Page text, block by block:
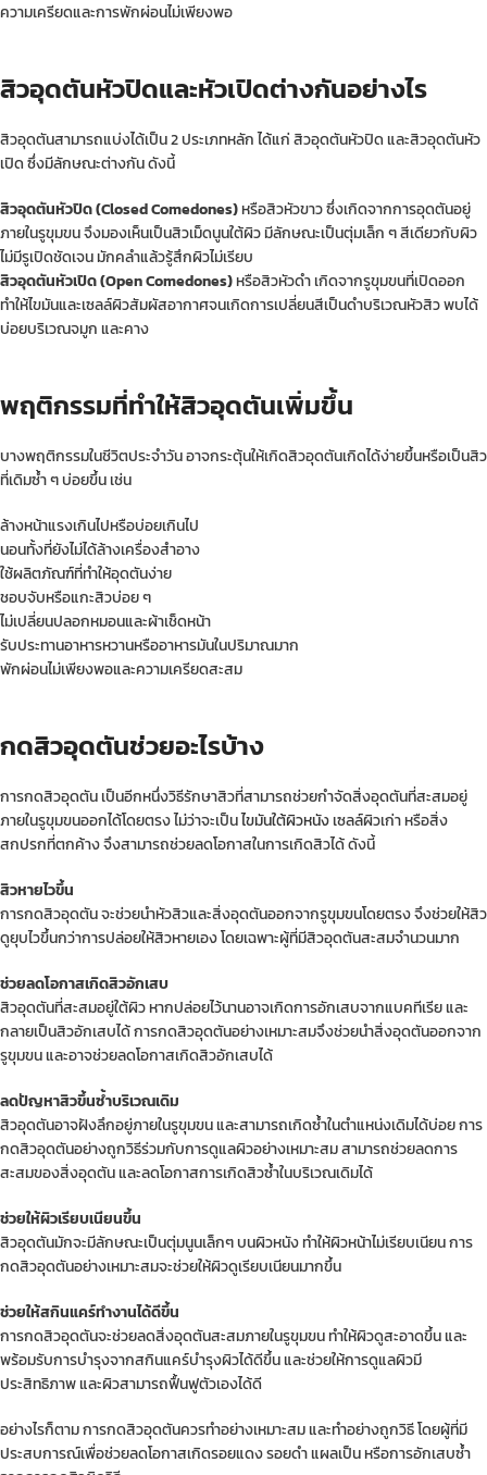
ความเครียดและการพักผ่อนไม่เพียงพอ
สิวอุดตันหัวปิดและหัวเปิดต่างกันอย่างไร
สิวอุดตันสามารถแบ่งได้เป็น 2 ประเภทหลัก ได้แก่ สิวอุดตันหัวปิด และสิวอุดตันหัว
เปิด ซึ่งมีลักษณะต่างกัน ดังนี้
สิวอุดตันหัวปิด (Closed Comedones)หรือสิวหัวขาว ซึ่งเกิดจากการอุดตันอยู่
ภายในรูขุมขน จึงมองเห็นเป็นสิวเม็ดนูนใต้ผิว มีลักษณะเป็นตุ่มเล็ก ๆ สีเดียวกับผิว
ไม่มีรูเปิดชัดเจน มักคลำแล้วรู้สึกผิวไม่เรียบ
สิวอุดตันหัวเปิด (Open Comedones)หรือสิวหัวดำ เกิดจากรูขุมขนที่เปิดออก
ทำให้ไขมันและเซลล์ผิวสัมผัสอากาศจนเกิดการเปลี่ยนสีเป็นดำบริเวณหัวสิว พบได้
บ่อยบริเวณจมูก และคาง
พฤติกรรมที่ทำให้สิวอุดตันเพิ่มขึ้น
บางพฤติกรรมในชีวิตประจำวัน อาจกระตุ้นให้เกิดสิวอุดตันเกิดได้ง่ายขึ้นหรือเป็นสิว
ที่เดิมซ้ำ ๆ บ่อยขึ้น เช่น
ล้างหน้าแรงเกินไปหรือบ่อยเกินไป
นอนทั้งที่ยังไม่ได้ล้างเครื่องสำอาง
ใช้ผลิตภัณฑ์ที่ทำให้อุดตันง่าย
ชอบจับหรือแกะสิวบ่อย ๆ
ไม่เปลี่ยนปลอกหมอนและผ้าเช็ดหน้า
รับประทานอาหารหวานหรืออาหารมันในปริมาณมาก
พักผ่อนไม่เพียงพอและความเครียดสะสม
กดสิวอุดตันช่วยอะไรบ้าง
การกดสิวอุดตัน เป็นอีกหนึ่งวิธีรักษาสิวที่สามารถช่วยกำจัดสิ่งอุดตันที่สะสมอยู่
ภายในรูขุมขนออกได้โดยตรง ไม่ว่าจะเป็นไขมันใต้ผิวหนังเซลล์ผิวเก่า หรือสิ่ง
สกปรกที่ตกค้าง จึงสามารถช่วยลดโอกาสในการเกิดสิวได้ ดังนี้
สิวหายไวขึ้น
การกดสิวอุดตัน จะช่วยนำหัวสิวและสิ่งอุดตันออกจากรูขุมขนโดยตรง จึงช่วยให้สิว
ดูยุบไวขึ้นกว่าการปล่อยให้สิวหายเอง โดยเฉพาะผู้ที่มีสิวอุดตันสะสมจำนวนมาก
ช่วยลดโอกาสเกิดสิวอักเสบ
สิวอุดตันที่สะสมอยู่ใต้ผิว หากปล่อยไว้นานอาจเกิดการอักเสบจากแบคทีเรีย และ
กลายเป็นสิวอักเสบได้ การกดสิวอุดตันอย่างเหมาะสมจึงช่วยนำสิ่งอุดตันออกจาก
รูขุมขน และอาจช่วยลดโอกาสเกิดสิวอักเสบได้
ลดปัญหาสิวขึ้นซ้ำบริเวณเดิม
สิวอุดตันอาจฝังลึกอยู่ภายในรูขุมขน และสามารถเกิดซ้ำในตำแหน่งเดิมได้บ่อย การ
กดสิวอุดตันอย่างถูกวิธีร่วมกับการดูแลผิวอย่างเหมาะสม สามารถช่วยลดการ
สะสมของสิ่งอุดตัน และลดโอกาสการเกิดสิวซ้ำในบริเวณเดิมได้
ช่วยให้ผิวเรียบเนียนขึ้น
สิวอุดตันมักจะมีลักษณะเป็นตุ่มนูนเล็กๆ บนผิวหนัง ทำให้ผิวหน้าไม่เรียบเนียน การ
กดสิวอุดตันอย่างเหมาะสมจะช่วยให้ผิวดูเรียบเนียนมากขึ้น
ช่วยให้สกินแคร์ทำงานได้ดีขึ้น
การกดสิวอุดตันจะช่วยลดสิ่งอุดตันสะสมภายในรูขุมขน ทำให้ผิวดูสะอาดขึ้น และ
พร้อมรับการบำรุงจากสกินแคร์บำรุงผิวได้ดีขึ้น และช่วยให้การดูแลผิวมี
ประสิทธิภาพ และผิวสามารถฟื้นฟูตัวเองได้ดี
อย่างไรก็ตาม การกดสิวอุดตันควรทำอย่างเหมาะสม และทำอย่างถูกวิธี โดยผู้ที่มี
ประสบการณ์เพื่อช่วยลดโอกาสเกิดรอยแดง รอยดำ แผลเป็น หรือการอักเสบซ้ำ